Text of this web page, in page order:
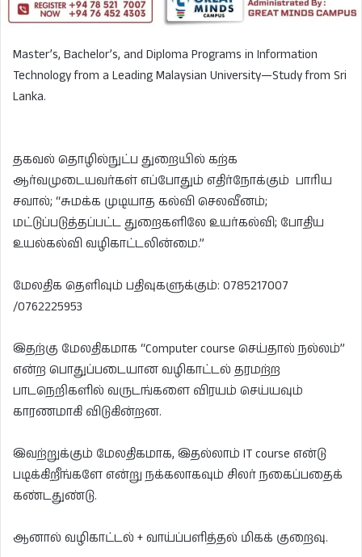
Master’s, Bachelor’s, and Diploma Programs in Information
Technology from a Leading Malaysian University—Study from Sri
Lanka.
தகவல் தொழில்நுட்ப துறையில் கற்க
ஆர்வமுடையவர்கள் எப்போதும் எதிர்நோக்கும் பாரிய
சவால்; “சுமக்க முடியாத கல்வி செலவீனம்;
மட்டுப்படுத்தப்பட்ட துறைகளிலே உயர்கல்வி; போதிய
உயல்கல்வி வழிகாட்டலின்மை.”
மேலதிக தெளிவும் பதிவுகளுக்கும்: 0785217007
/0762225953
இதற்கு மேலதிகமாக “Computer course செய்தால் நல்லம்”
என்ற பொதுப்படையான வழிகாட்டல் தரமற்ற
பாடநெறிகளில் வருடங்களை விரயம் செய்யவும்
காரணமாகி விடுகின்றன.
இவற்றுக்கும் மேலதிகமாக, இதல்லாம் IT course என்டு
படிக்கிறீங்களே என்று நக்கலாகவும் சிலர் நகைப்பதைக்
கண்டதுண்டு.
ஆனால் வழிகாட்டல் + வாய்ப்பளித்தல் மிகக் குறைவு.